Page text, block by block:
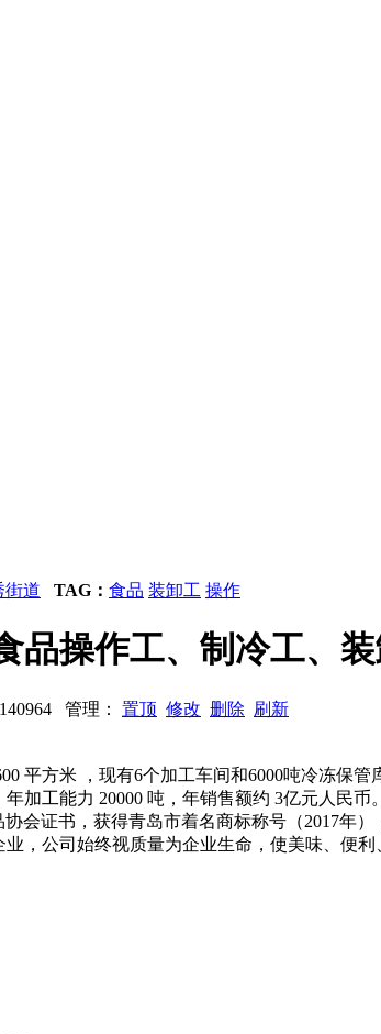
街道 TAG： 食品 装卸工 操作
品操作工、制冷工、
管理： 置顶 修改 删除 刷新
平方米 ，现有6个加工车间和6000吨冷冻保
加工能力 20000 吨，年销售额约 3亿元人民币。
会证书，获得青岛市着名商标称号（2017年
，公司始终视质量为企业生命，使美味、便